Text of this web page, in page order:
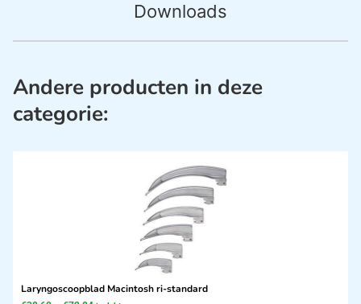
Downloads
Andere producten in deze
categorie:
Laryngoscoopblad Macintosh ri-standard